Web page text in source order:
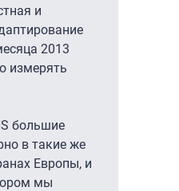
и
2013
измерять
большие
в такие же
Европы, и
мы